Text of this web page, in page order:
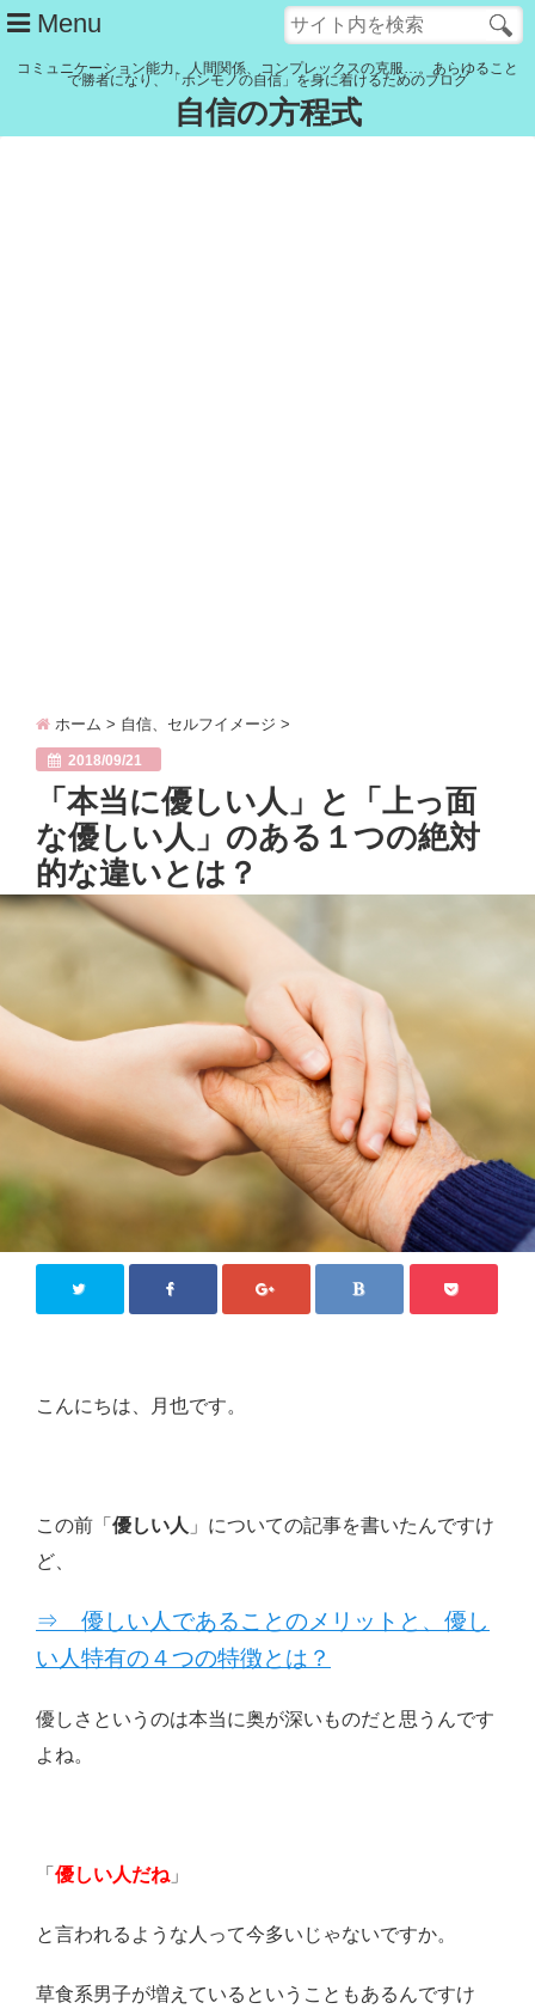
Menu
管理人紹介
コミュニケーション能力、人間関係、コンプレックスの克服…。あらゆること
で勝者になり、「ホンモノの自信」を身に着けるためのブログ
自信の方程式
ホーム > 自信、セルフイメージ >
2018/09/21
「本当に優しい人」と「上っ面
な優しい人」のある１つの絶対
的な違いとは？
こんにちは、月也です。
この前「 優しい人 」についての記事を書いたんですけ
ど、
⇒ 優しい人であることのメリットと、優し
い人特有の４つの特徴とは？
優しさというのは本当に奥が深いものだと思うんです
よね。
「 優しい人だね 」
と言われるような人って今多いじゃないですか。
草食系男子が増えているということもあるんですけ